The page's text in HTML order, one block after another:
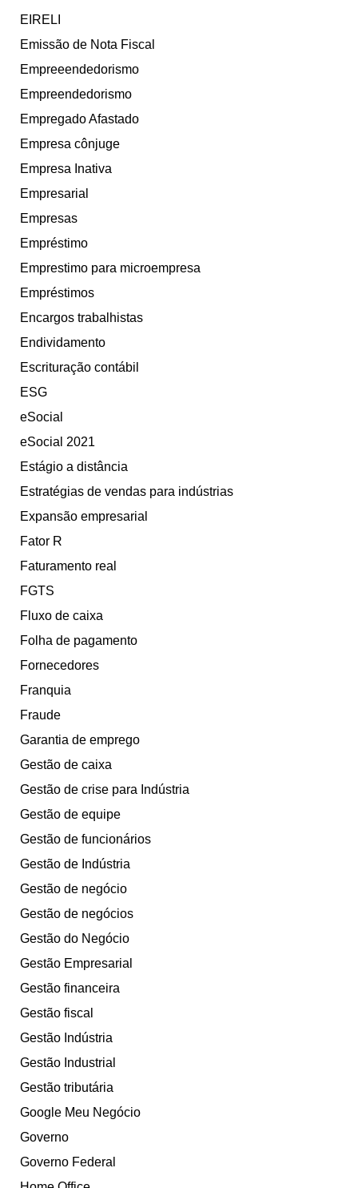
EIRELI
Emissão de Nota Fiscal
Empreeendedorismo
Empreendedorismo
Empregado Afastado
Empresa cônjuge
Empresa Inativa
Empresarial
Empresas
Empréstimo
Emprestimo para microempresa
Empréstimos
Encargos trabalhistas
Endividamento
Escrituração contábil
ESG
eSocial
eSocial 2021
Estágio a distância
Estratégias de vendas para indústrias
Expansão empresarial
Fator R
Faturamento real
FGTS
Fluxo de caixa
Folha de pagamento
Fornecedores
Franquia
Fraude
Garantia de emprego
Gestão de caixa
Gestão de crise para Indústria
Gestão de equipe
Gestão de funcionários
Gestão de Indústria
Gestão de negócio
Gestão de negócios
Gestão do Negócio
Gestão Empresarial
Gestão financeira
Gestão fiscal
Gestão Indústria
Gestão Industrial
Gestão tributária
Google Meu Negócio
Governo
Governo Federal